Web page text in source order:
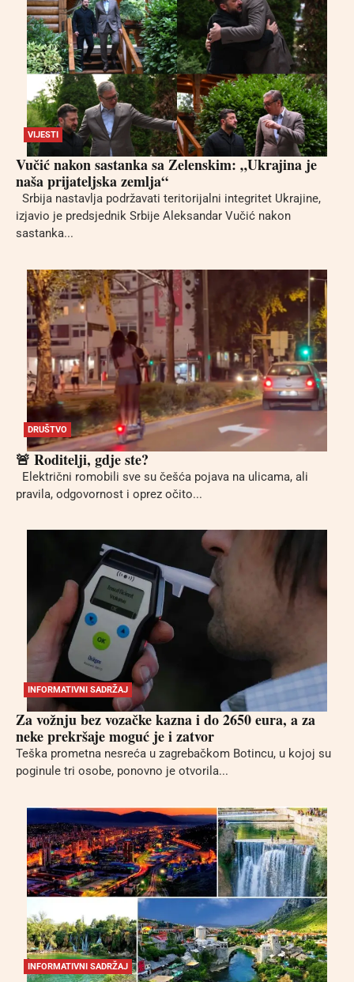
VIJESTI
Vučić nakon sastanka sa Zelenskim: „Ukrajina je
naša prijateljska zemlja“
Srbija nastavlja podržavati teritorijalni integritet Ukrajine,
izjavio je predsjednik Srbije Aleksandar Vučić nakon
sastanka...
DRUŠTVO
🚨 Roditelji, gdje ste?
Električni romobili sve su češća pojava na ulicama, ali
pravila, odgovornost i oprez očito...
INFORMATIVNI SADRŽAJ
Za vožnju bez vozačke kazna i do 2650 eura, a za
neke prekršaje moguć je i zatvor
Teška prometna nesreća u zagrebačkom Botincu, u kojoj su
poginule tri osobe, ponovno je otvorila...
INFORMATIVNI SADRŽAJ